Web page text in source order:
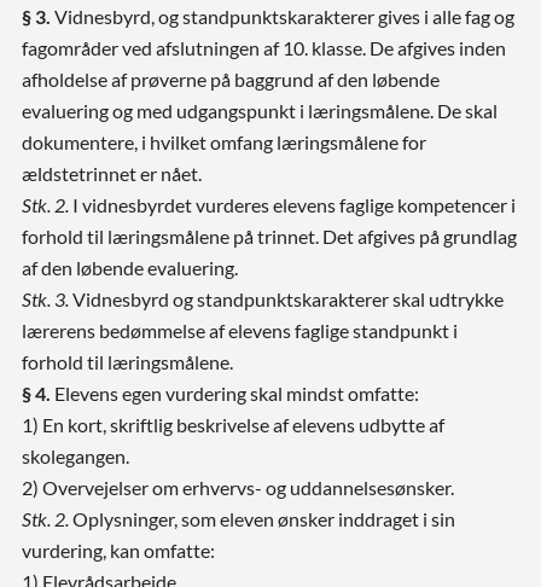
§ 3. Vidnesbyrd, og standpunktskarakterer gives i alle fag og
fagområder ved afslutningen af 10. klasse. De afgives inden
afholdelse af prøverne på baggrund af den løbende
evaluering og med udgangspunkt i læringsmålene. De skal
dokumentere, i hvilket omfang læringsmålene for
ældstetrinnet er nået.
Stk. 2. I vidnesbyrdet vurderes elevens faglige kompetencer i
forhold til læringsmålene på trinnet. Det afgives på grundlag
af den løbende evaluering.
Stk. 3. Vidnesbyrd og standpunktskarakterer skal udtrykke
lærerens bedømmelse af elevens faglige standpunkt i
forhold til læringsmålene.
§ 4. Elevens egen vurdering skal mindst omfatte:
1) En kort, skriftlig beskrivelse af elevens udbytte af
skolegangen.
2) Overvejelser om erhvervs- og uddannelsesønsker.
Stk. 2. Oplysninger, som eleven ønsker inddraget i sin
vurdering, kan omfatte:
1) Elevrådsarbejde.